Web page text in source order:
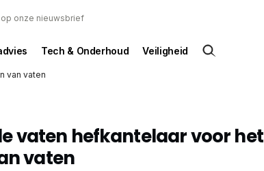
op onze nieuwsbrief
Tech & Onderhoud Veiligheid
van vaten
vaten hefkantelaar voor het
vaten